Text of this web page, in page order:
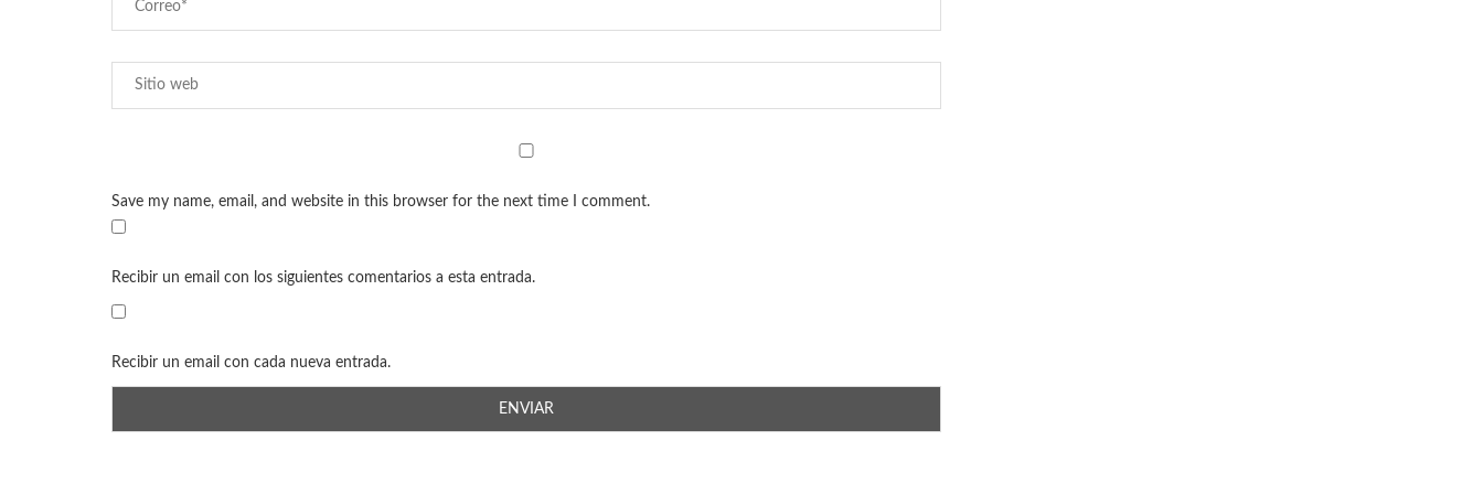
Save my name, email, and website in this browser for the next time I comment.
Recibir un email con los siguientes comentarios a esta entrada.
Recibir un email con cada nueva entrada.